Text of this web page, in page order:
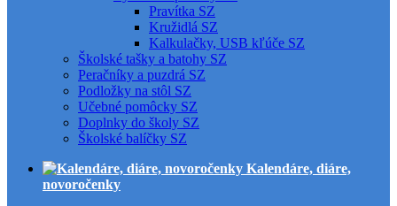
Pravítka SZ
Kružidlá SZ
Kalkulačky, USB kľúče SZ
Školské tašky a batohy SZ
Peračníky a puzdrá SZ
Podložky na stôl SZ
Učebné pomôcky SZ
Doplnky do školy SZ
Školské balíčky SZ
Kalendáre, diáre,
novoročenky